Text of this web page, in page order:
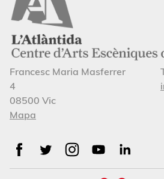
Francesc Maria Masferrer
4
08500 Vic
Mapa